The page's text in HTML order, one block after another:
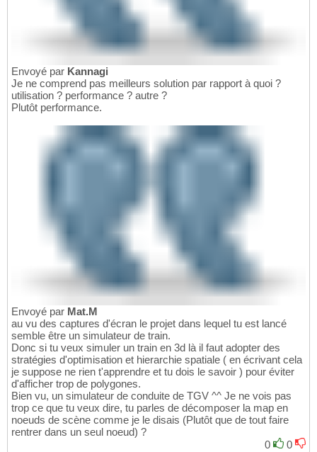
Envoyé par Kannagi
Je ne comprend pas meilleurs solution par rapport à quoi ?
utilisation ? performance ? autre ?
Plutôt performance.
Envoyé par Mat.M
au vu des captures d'écran le projet dans lequel tu est lancé
semble être un simulateur de train.
Donc si tu veux simuler un train en 3d là il faut adopter des
stratégies d'optimisation et hierarchie spatiale ( en écrivant cela
je suppose ne rien t'apprendre et tu dois le savoir ) pour éviter
d'afficher trop de polygones.
Bien vu, un simulateur de conduite de TGV ^^ Je ne vois pas
trop ce que tu veux dire, tu parles de décomposer la map en
noeuds de scène comme je le disais (Plutôt que de tout faire
rentrer dans un seul noeud) ?
0
0